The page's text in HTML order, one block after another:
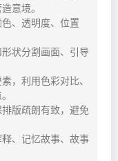
意境。
、透明度、位置
状分割画面、引导
利用色彩对比、
版疏朗有致，避免
、记忆故事、故事